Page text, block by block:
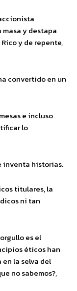
y destapa
y de repente,
convertido en un
e incluso
lo
inventa historias.
titulares, la
ni tan
es el
éticos han
la selva del
no sabemos?,